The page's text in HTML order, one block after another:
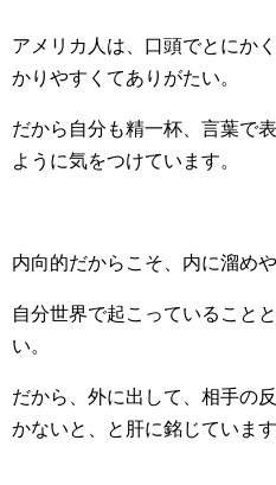
アメリカ人は、口頭でとにか
かりやすくてありがたい。
だから自分も精一杯、言葉で
ように気をつけています。
内向的だからこそ、内に溜めや
自分世界で起こっていること
い。
だから、外に出して、相手の
かないと、と肝に銘じています